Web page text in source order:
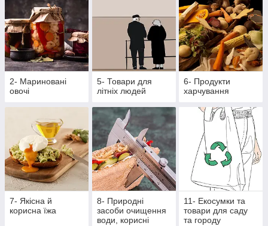
2- Мариновані
овочі
5- Товари для
літніх людей
6- Продукти
харчування
7- Якісна й
корисна їжа
8- Природні
засоби очищення
води, корисні
11- Екосумки та
товари для саду
та городу